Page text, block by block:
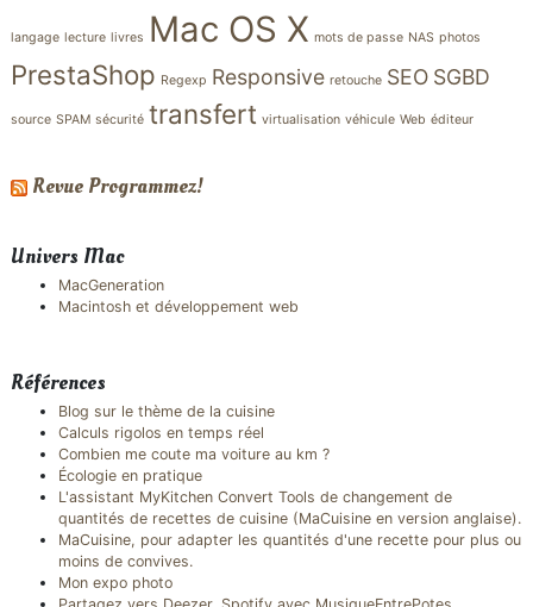
langage lecture livres Mac OS X mots de passe NAS photos
PrestaShop Regexp Responsive retouche SEO SGBD
source SPAM sécurité transfert virtualisation véhicule Web éditeur
Revue Programmez!
Univers Mac
MacGeneration
Macintosh et développement web
Références
Blog sur le thème de la cuisine
Calculs rigolos en temps réel
Combien me coute ma voiture au km ?
Écologie en pratique
L'assistant MyKitchen Convert Tools de changement de
quantités de recettes de cuisine (MaCuisine en version anglaise).
MaCuisine, pour adapter les quantités d'une recette pour plus ou
moins de convives.
Mon expo photo